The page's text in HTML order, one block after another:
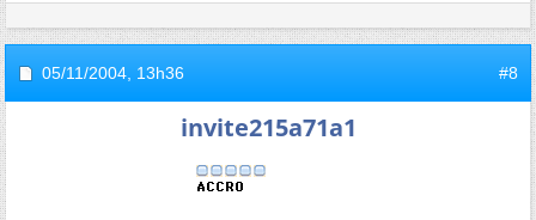
05/11/2004, 13h36 #8
invite215a71a1